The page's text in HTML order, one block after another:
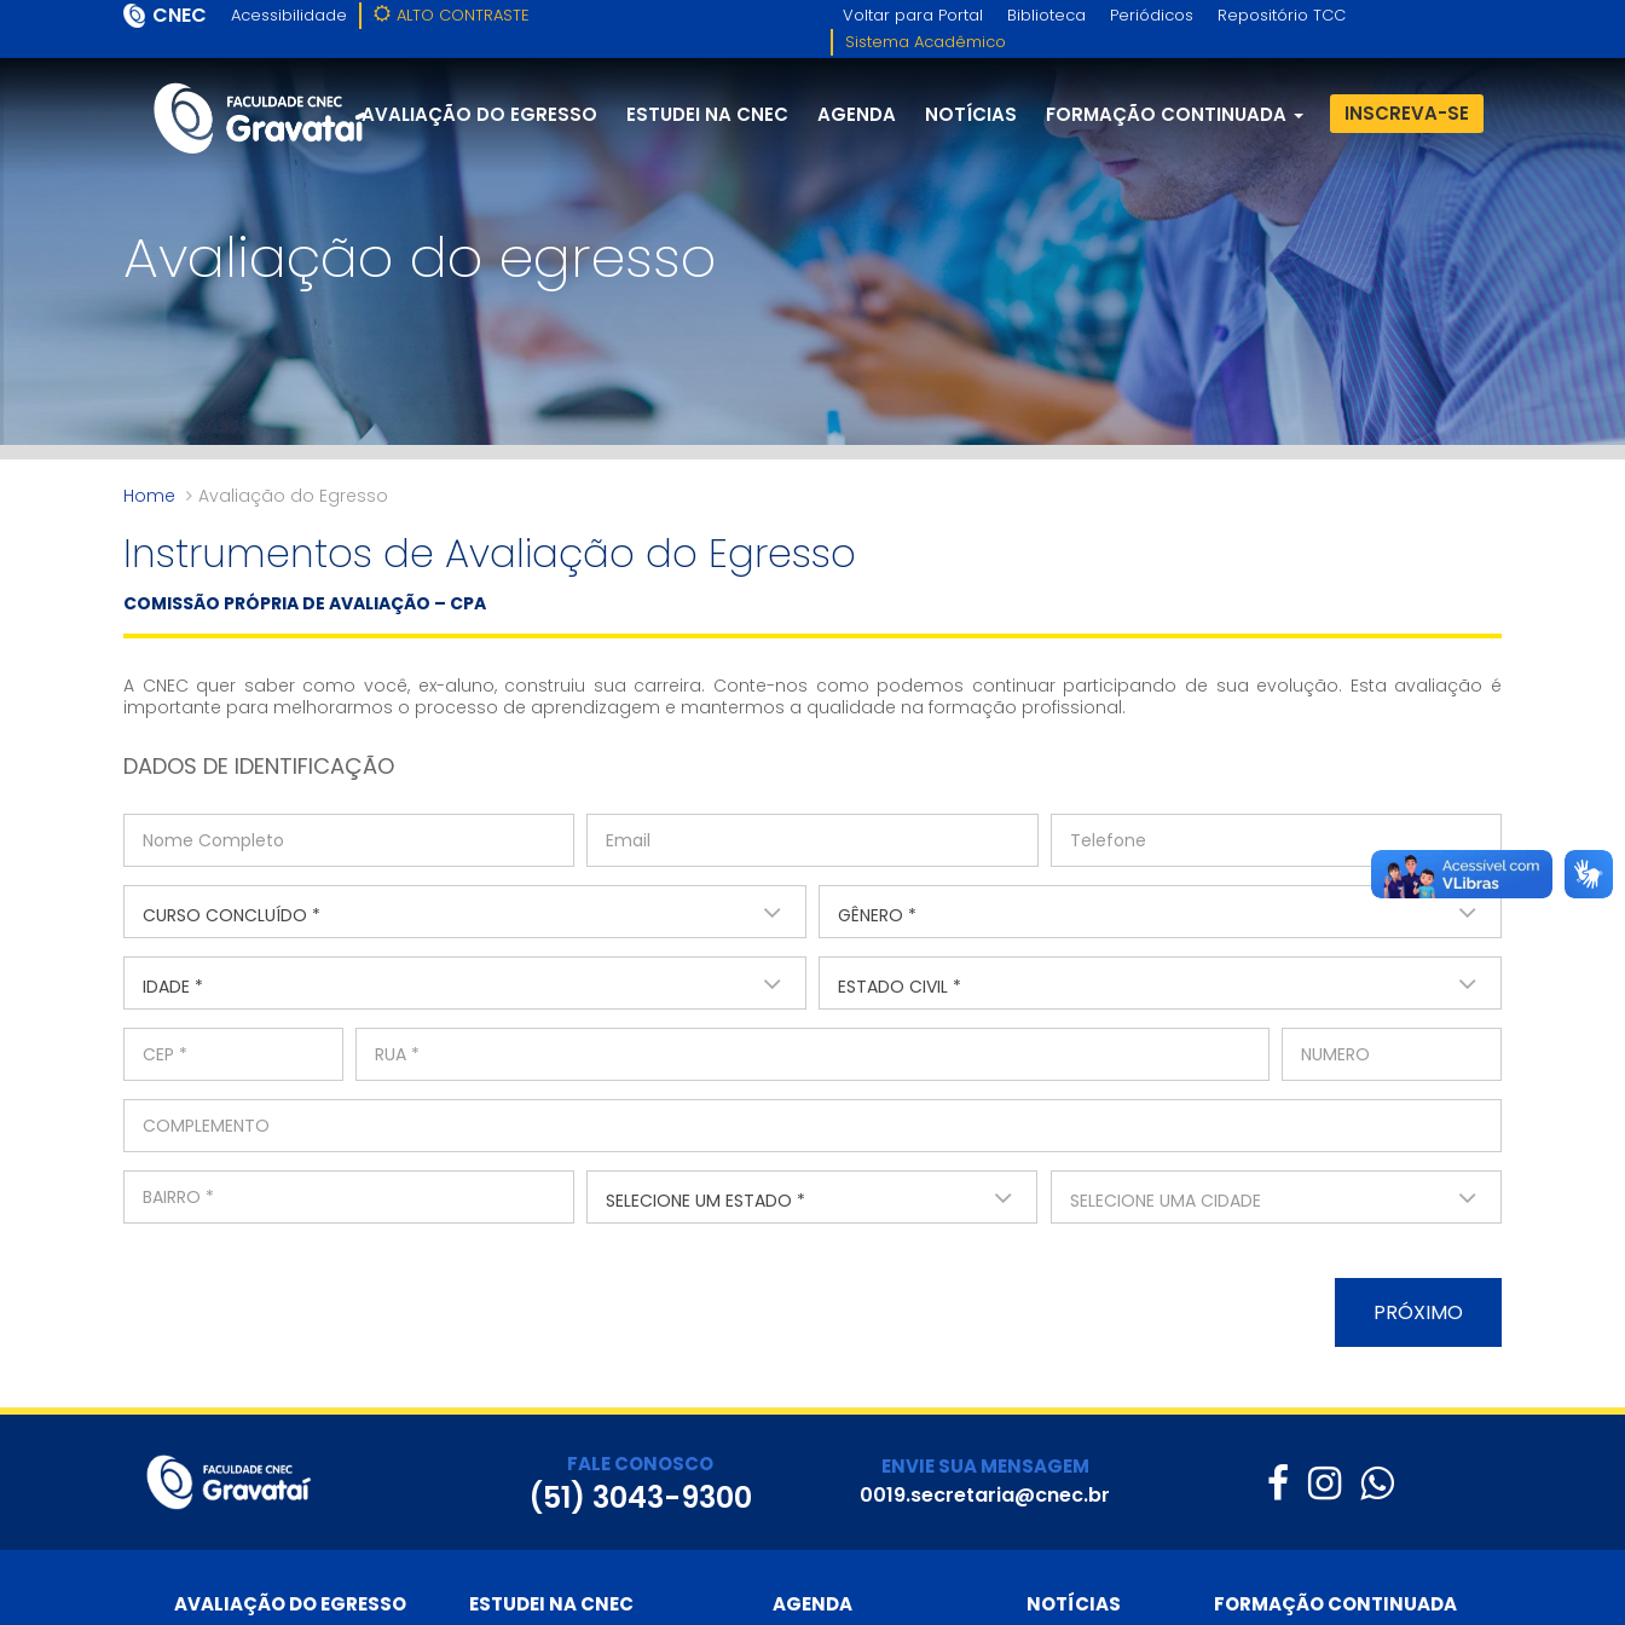
CNEC Acessibilidade ALTO CONTRASTE Voltar para Portal Biblioteca Periódicos
Repositório TCC
Sistema Acadêmico
AVALIAÇÃO DO EGRESSO ESTUDEI NA CNEC AGENDA NOTÍCIAS FORMAÇÃO CONTINUADA INSCREVA-SE
Avaliação do egresso
Home Avaliação do Egresso
Instrumentos de Avaliação do Egresso
COMISSÃO PRÓPRIA DE AVALIAÇÃO – CPA
A CNEC quer saber como você, ex-aluno, construiu sua carreira. Conte-nos como podemos continuar participando de sua evolução. Esta avaliação é
importante para melhorarmos o processo de aprendizagem e mantermos a qualidade na formação profissional.
DADOS DE IDENTIFICAÇÃO
CURSO CONCLUÍDO * GÊNERO *
IDADE * ESTADO CIVIL *
SELECIONE UM ESTADO * SELECIONE UMA CIDADE
PRÓXIMO
FALE CONOSCO
(51) 3043-9300
ENVIE SUA MENSAGEM
0019.secretaria@cnec.br
AVALIAÇÃO DO EGRESSO ESTUDEI NA CNEC AGENDA NOTÍCIAS FORMAÇÃO CONTINUADA